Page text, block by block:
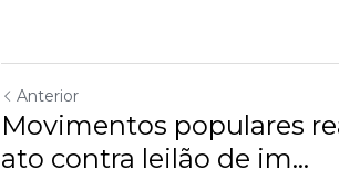
Anterior
Movimentos populares
ato contra leilão de im...